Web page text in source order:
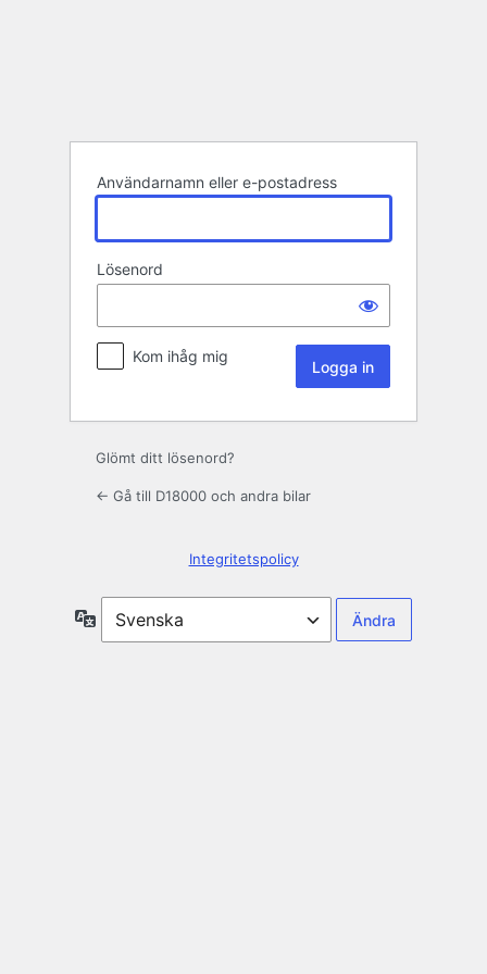
Användarnamn eller e-postadress
Lösenord
Kom ihåg mig
Glömt ditt lösenord?
← Gå till D18000 och andra bilar
Integritetspolicy
Språk